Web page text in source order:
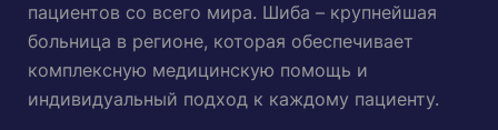
пациентов со всего мира. Шиба – крупнейшая
больница в регионе, которая обеспечивает
комплексную медицинскую помощь и
индивидуальный подход к каждому пациенту.